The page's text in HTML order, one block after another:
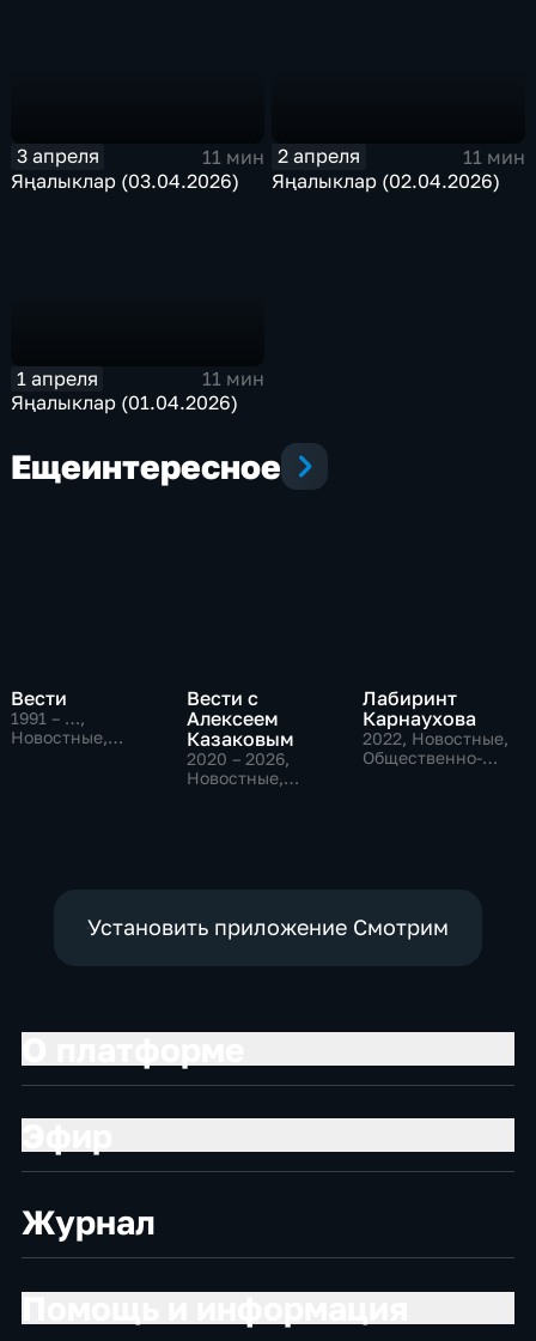
3 апреля
11 мин
Яңалыклар (03.04.2026)
2 апреля
11 мин
Яңалыклар (02.04.2026)
1 апреля
11 мин
Яңалыклар (01.04.2026)
Ещеинтересное
Вести
1991 – …,
Новостные,
Вести с
Алексеем
Казаковым
2020 – 2026,
Новостные,
Лабиринт
Карнаухова
2022, Новостные,
Общественно-
Установить приложение Смотрим
Журнал